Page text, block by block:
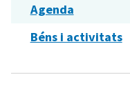
Agenda
Béns i activitats